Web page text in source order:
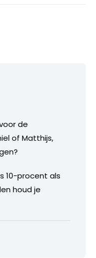
de
of Matthijs,
10-procent als
houd je